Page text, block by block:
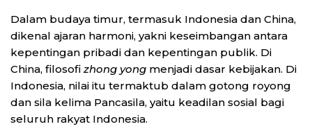
Dalam budaya timur, termasuk Indonesia dan China,
dikenal ajaran harmoni, yakni keseimbangan antara
kepentingan pribadi dan kepentingan publik. Di
China, filosofi zhong yong menjadi dasar kebijakan. Di
Indonesia, nilai itu termaktub dalam gotong royong
dan sila kelima Pancasila, yaitu keadilan sosial bagi
seluruh rakyat Indonesia.